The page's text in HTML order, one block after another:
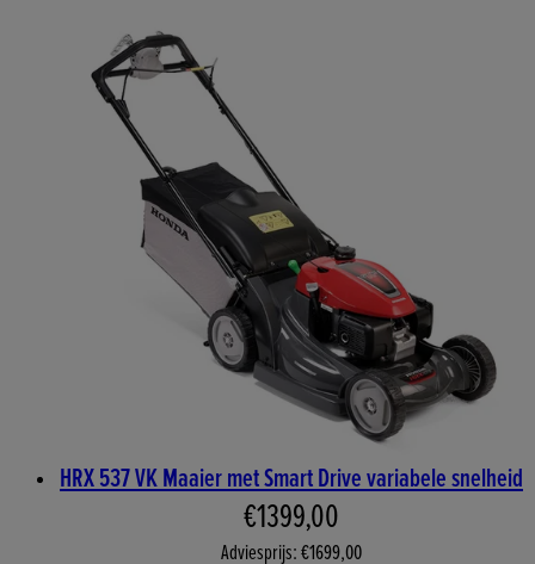
HRX 537 VK Maaier met Smart Drive variabele snelheid
Huidige prijs: €1399,00.
€1399,00
Adviesprijs: €1699,00